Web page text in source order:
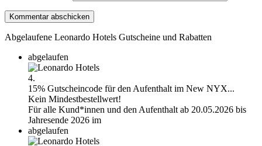
Abgelaufene Leonardo Hotels Gutscheine und Rabatten
abgelaufen
4.
15% Gutscheincode für den Aufenthalt im New NYX...
Kein Mindestbestellwert!
Für alle Kund*innen und den Aufenthalt ab 20.05.2026 bis
Jahresende 2026 im
abgelaufen